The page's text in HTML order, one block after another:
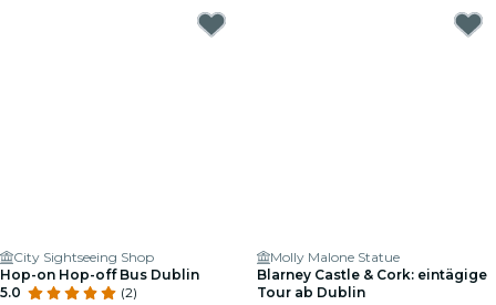
City Sightseeing Shop
Hop-on Hop-off Bus Dublin
5.0
(2)
Molly Malone Statue
Blarney Castle & Cork: eintägige
Tour ab Dublin